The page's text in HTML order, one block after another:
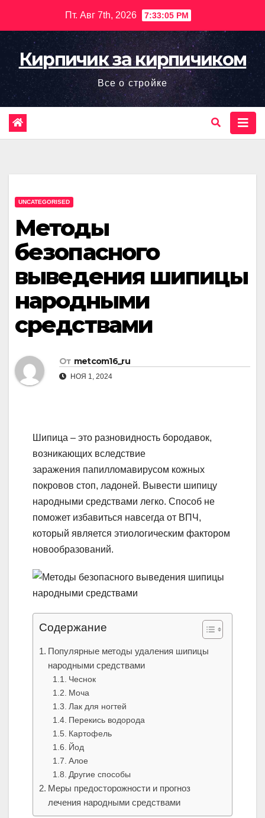
содержимому
Пт. Авг 7th, 2026 7:33:06 PM
Кирпичик за кирпичиком
Все о стройке
UNCATEGORISED
Методы
безопасного
выведения шипицы
народными
средствами
От metcom16_ru
НОЯ 1, 2024
Шипица – это разновидность бородавок,
возникающих вследствие
заражения папилломавирусом кожных
покровов стоп, ладоней. Вывести шипицу
народными средствами легко. Способ не
поможет избавиться навсегда от ВПЧ,
который является этиологическим фактором
новообразований.
Содержание
Популярные методы удаления шипицы
народными средствами
Чеснок
Моча
Лак для ногтей
Перекись водорода
Картофель
Йод
Алое
Другие способы
Меры предосторожности и прогноз
лечения народными средствами